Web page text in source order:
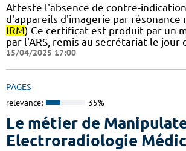
Atteste l'absence de contre-
d'appareils d'imagerie par résonance
IRM) Ce certificat est produit par un
par l'ARS, remis au secrétariat le jour
15/04/2025 17:00
PAGES
relevance: 35%
Le métier de
Electroradiologie